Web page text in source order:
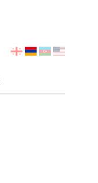
აირჩიეთ